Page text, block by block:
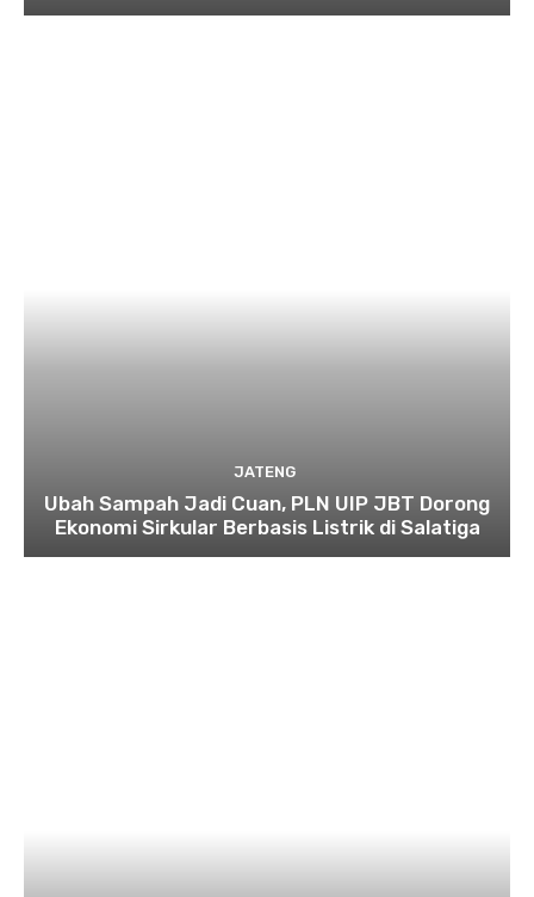
JATENG
Ubah Sampah Jadi Cuan, PLN UIP JBT Dorong
Ekonomi Sirkular Berbasis Listrik di Salatiga